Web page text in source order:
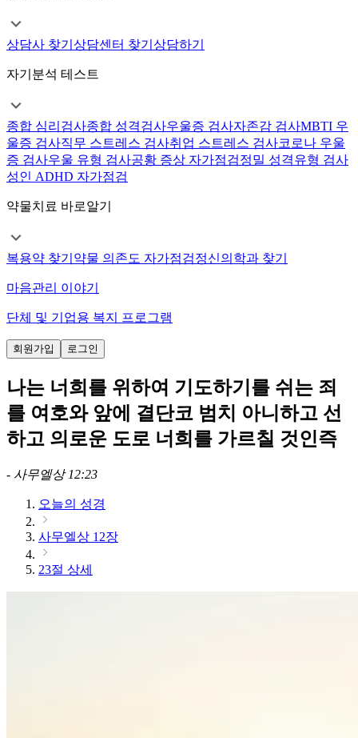
상담사 찾기 상담센터 찾기 상담하기
자기분석 테스트
종합 심리검사종합 성격검사우울증 검사자존감 검사MBTI 우
울증 검사직무 스트레스 검사취업 스트레스 검사코로나 우울
증 검사우울 유형 검사공황 증상 자가점검정밀 성격유형 검사
성인 ADHD 자가점검
약물치료 바로알기
복용약 찾기 약물 의존도 자가점검정신의학과 찾기
마음관리 이야기
단체 및 기업용 복지 프로그램
회원가입 로그인
나는 너희를 위하여 기도하기를 쉬는 죄
를 여호와 앞에 결단코 범치 아니하고 선
하고 의로운 도로 너희를 가르칠 것인즉
- 사무엘상 12:23
오늘의 성경
사무엘상 12장
23절 상세